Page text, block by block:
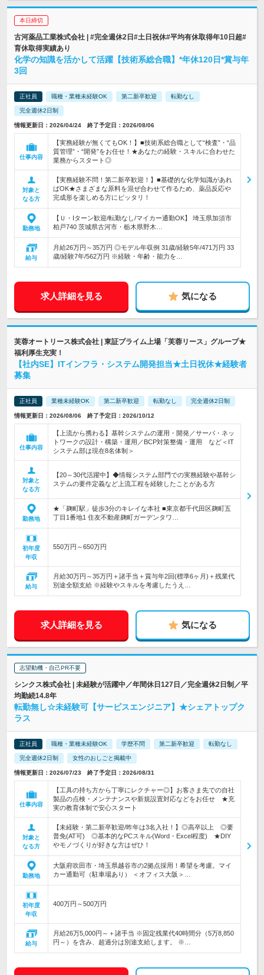
本日締切
古河薬品工業株式会社 | #完全週休2日#土日祝休#平均有休取得年10日超#
育休取得実績あり
化学の知識を活かして活躍【技術系総合職】*年休120日*賞与年
3回
正社員 職種・業種未経験OK 第二新卒歓迎 転勤なし
完全週休2日制
情報更新日：2026/04/24 終了予定日：2026/08/06
仕事内容
【実務経験が無くてもOK！】■技術系総合職として“検査”・“品
質管理”・“開発”をお任せ！★あなたの経験・スキルに合わせた
業務からスタート◎
対象と
なる方
【実務経験不問！第二新卒歓迎！】■基礎的な化学知識があれ
ばOK★さまざまな原料を混ぜ合わせて作るため、薬品反応や
完成形を楽しめる方にピッタリ！
勤務地
【Ｕ・Iターン歓迎/転勤なし/マイカー通勤OK】 埼玉県加須市
柏戸740 茨城県古河市・栃木県野木…
給与
月給26万円～35万円 ◎モデル年収例 31歳/経験5年/471万円 33
歳/経験7年/562万円 ※経験・年齢・能力を…
求人詳細を見る 気になる
芙蓉オートリース株式会社 | 東証プライム上場「芙蓉リース」グループ★
福利厚生充実！
【社内SE】ITインフラ・システム開発担当★土日祝休★経験者
募集
正社員 業種未経験OK 第二新卒歓迎 転勤なし 完全週休2日制
情報更新日：2026/08/06 終了予定日：2026/10/12
仕事内容
【上流から携わる】基幹システムの運用・開発／サーバ・ネッ
トワークの設計・構築・運用／BCP対策整備・運用 など＜IT
システム部は現在8名体制＞
対象と
なる方
【20～30代活躍中】◆情報システム部門での実務経験や基幹シ
ステムの要件定義など上流工程を経験したことがある方
勤務地
★「麹町駅」徒歩3分のキレイな本社 ■東京都千代田区麹町五
丁目1番地1 住友不動産麹町ガーデンタワ…
初年度
年収
550万円～650万円
給与
月給30万円～35万円＋諸手当＋賞与年2回(標準6ヶ月)＋残業代
別途全額支給 ※経験やスキルを考慮したうえ…
求人詳細を見る 気になる
志望動機・自己PR不要
シンクス株式会社 | 未経験が活躍中／年間休日127日／完全週休2日制／平
均勤続14.8年
転勤無し☆未経験可【サービスエンジニア】★シェアトップク
ラス
正社員 職種・業種未経験OK 学歴不問 第二新卒歓迎 転勤なし
完全週休2日制 女性のおしごと掲載中
情報更新日：2026/07/23 終了予定日：2026/08/31
仕事内容
【工具の持ち方から丁寧にレクチャー◎】お客さま先での自社
製品の点検・メンテナンスや新規設置対応などをお任せ ★充
実の教育体制で安心スタート
対象と
なる方
【未経験・第二新卒歓迎/昨年は3名入社！】◎高卒以上 ◎要
普免(AT可) ◎基本的なPCスキル(Word・Excel程度) ★DIY
やモノづくりが好きな方はぜひ！
勤務地
大阪府吹田市・埼玉県越谷市の2拠点採用！希望を考慮。マイ
カー通勤可（駐車場あり） ＜オフィス大阪＞…
初年度
年収
400万円～500万円
給与
月給26万5,000円～＋諸手当 ※固定残業代40時間分（5万8,850
円～）を含み、超過分は別途支給します。 ※…